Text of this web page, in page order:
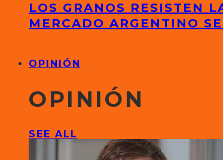
LOS GRANOS RESISTEN
MERCADO ARGENTINO
OPINIÓN
OPINIÓN
SEE ALL